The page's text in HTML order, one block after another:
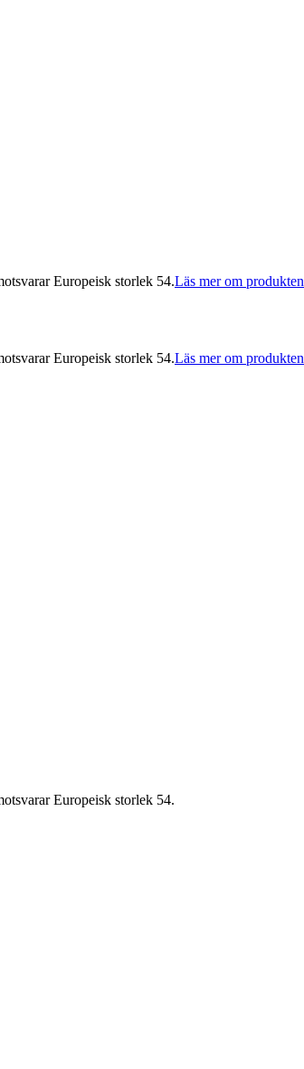
Europeisk storlek 54.Läs mer om produkten
Europeisk storlek 54.Läs mer om produkten
Europeisk storlek 54.